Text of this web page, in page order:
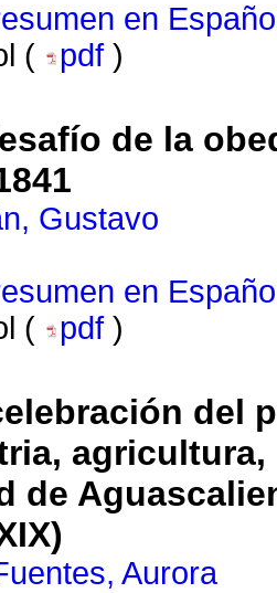
en
(
pdf )
de la
Gustavo
en
(
pdf )
del
de
Aurora